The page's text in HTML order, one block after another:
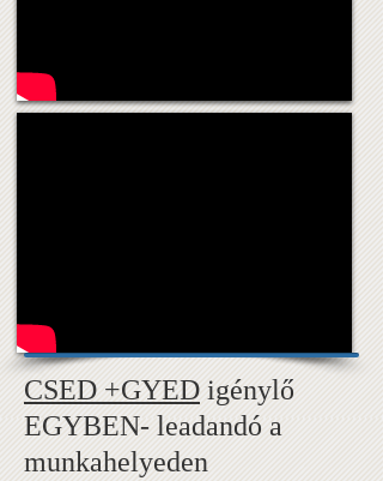
CSED +GYEDigénylő
EGYBEN- leadandó a
munkahelyeden